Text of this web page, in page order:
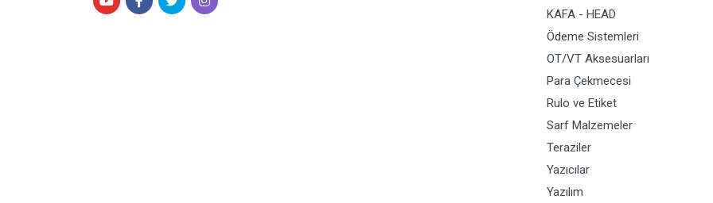
KAFA - HEAD
Ödeme Sistemleri
OT/VT Aksesuarları
Para Çekmecesi
Rulo ve Etiket
Sarf Malzemeler
Teraziler
Yazıcılar
Yazılım